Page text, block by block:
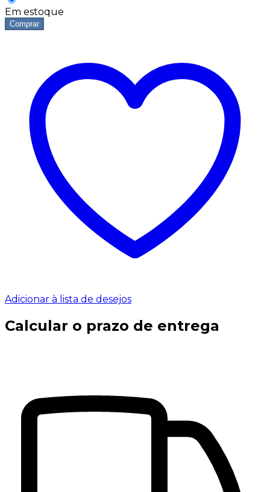
Em estoque
Comprar
Adicionar à lista de desejos
Calcular o prazo de entrega